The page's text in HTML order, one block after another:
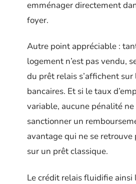
emménager directement
foyer.
Autre point appréciable :
logement n’est pas vendu,
du prêt relais s’affichent sur
bancaires. Et si le taux
variable, aucune pénalité
sanctionner un
avantage qui ne se
sur un prêt classique.
Le crédit relais fluidifie ainsi